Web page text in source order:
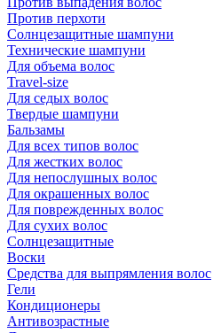
Против перхоти
Солнцезащитные шампуни
Технические шампуни
Для объема волос
Travel-size
Для седых волос
Твердые шампуни
Бальзамы
Для всех типов волос
Для жестких волос
Для непослушных волос
Для окрашенных волос
Для поврежденных волос
Для сухих волос
Солнцезащитные
Воски
Средства для выпрямления волос
Гели
Кондиционеры
Антивозрастные